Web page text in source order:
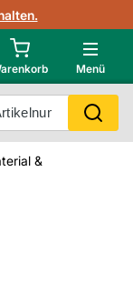
Menü
&